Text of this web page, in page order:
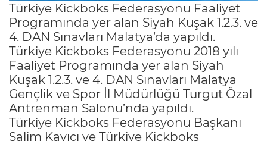
Türkiye Kickboks Federasyonu Faaliyet
Programında yer alan Siyah Kuşak 1.2.3. ve
4. DAN Sınavları Malatya’da yapıldı.
Türkiye Kickboks Federasyonu 2018 yılı
Faaliyet Programında yer alan Siyah
Kuşak 1.2.3. ve 4. DAN Sınavları Malatya
Gençlik ve Spor İl Müdürlüğü Turgut Özal
Antrenman Salonu’nda yapıldı.
Türkiye Kickboks Federasyonu Başkanı
Salim Kayıcı ve Türkiye Kickboks